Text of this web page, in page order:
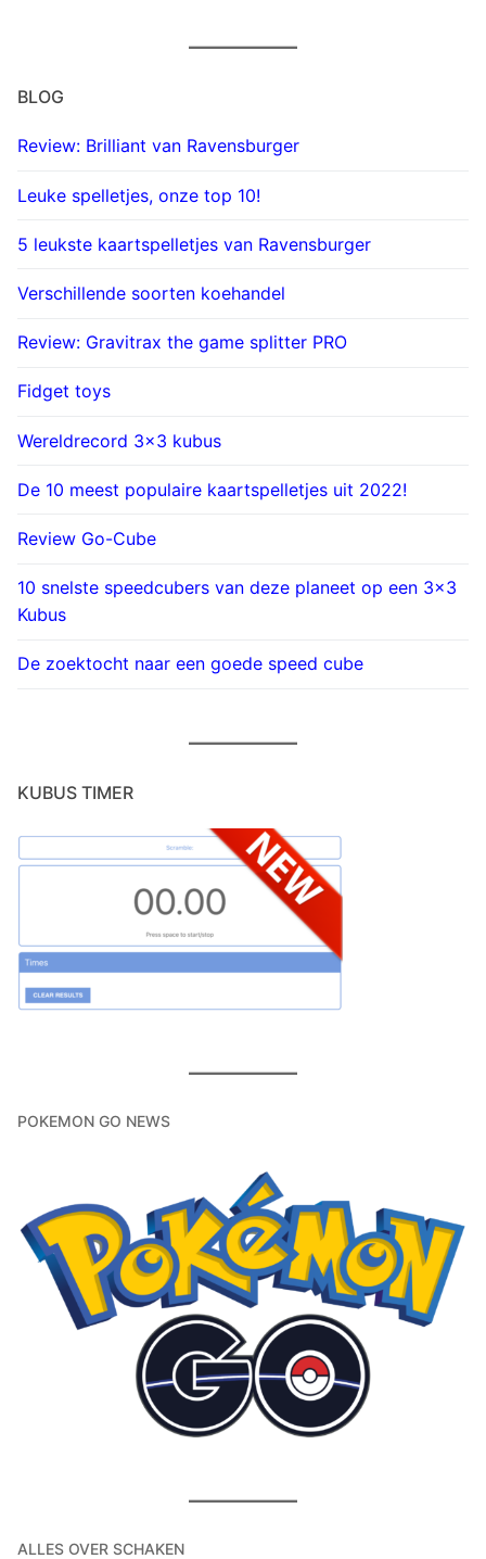
BLOG
Review: Brilliant van Ravensburger
Leuke spelletjes, onze top 10!
5 leukste kaartspelletjes van Ravensburger
Verschillende soorten koehandel
Review: Gravitrax the game splitter PRO
Fidget toys
Wereldrecord 3×3 kubus
De 10 meest populaire kaartspelletjes uit 2022!
Review Go-Cube
10 snelste speedcubers van deze planeet op een 3×3
Kubus
De zoektocht naar een goede speed cube
KUBUS TIMER
POKEMON GO NEWS
ALLES OVER SCHAKEN